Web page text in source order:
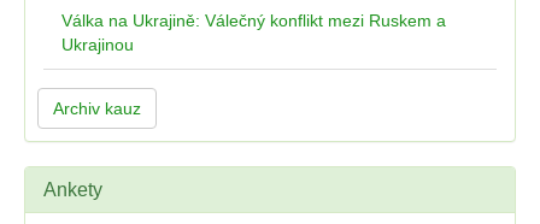
Válka na Ukrajině: Válečný konflikt mezi Ruskem a
Ukrajinou
Archiv kauz
Ankety